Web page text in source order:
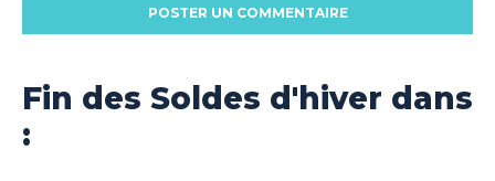
Fin des Soldes d'hiver dans
: